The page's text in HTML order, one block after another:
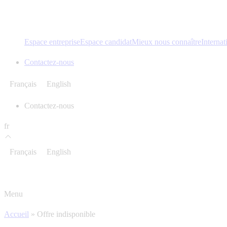
Espace entrepriseEspace candidatMieux nous connaître
Contactez-nous
Français English
Contactez-nous
fr
Français English
Menu
Accueil » Offre indisponible